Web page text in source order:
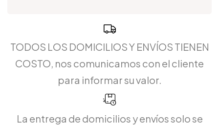
TODOS LOS DOMICILIOS Y ENVÍOS TIENEN
COSTO, nos comunicamos con el cliente
para informar su valor.
La entrega de domicilios y envíos solo se